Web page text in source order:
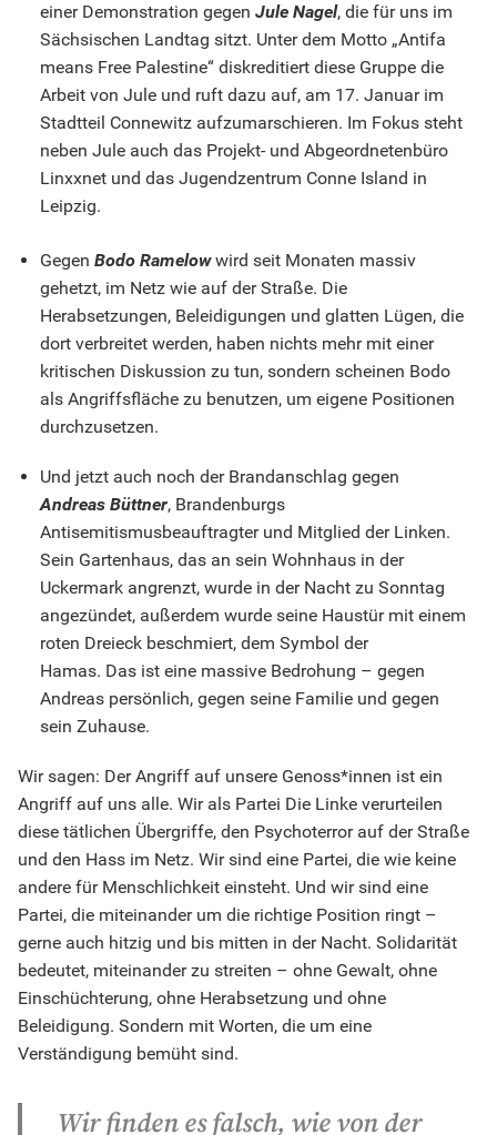
einer Demonstration gegen Jule Nagel, die für uns im
Sächsischen Landtag sitzt. Unter dem Motto „Antifa
means Free Palestine“ diskreditiert diese Gruppe die
Arbeit von Jule und ruft dazu auf, am 17. Januar im
Stadtteil Connewitz aufzumarschieren. Im Fokus steht
neben Jule auch das Projekt- und Abgeordnetenbüro
Linxxnet und das Jugendzentrum Conne Island in
Leipzig.
Gegen Bodo Ramelowwird seit Monaten massiv
gehetzt, im Netz wie auf der Straße. Die
Herabsetzungen, Beleidigungen und glatten Lügen, die
dort verbreitet werden, haben nichts mehr mit einer
kritischen Diskussion zu tun, sondern scheinen Bodo
als Angriffsfläche zu benutzen, um eigene Positionen
durchzusetzen.
Und jetzt auch noch der Brandanschlag gegen
Andreas Büttner, Brandenburgs
Antisemitismusbeauftragter und Mitglied der Linken.
Sein Gartenhaus, das an sein Wohnhaus in der
Uckermark angrenzt, wurde in der Nacht zu Sonntag
angezündet, außerdem wurde seine Haustür mit einem
roten Dreieck beschmiert, dem Symbol der
Hamas. Das ist eine massive Bedrohung – gegen
Andreas persönlich, gegen seine Familie und gegen
sein Zuhause.
Wir sagen: Der Angriff auf unsere Genoss*innen ist ein
Angriff auf uns alle. Wir als Partei Die Linke verurteilen
diese tätlichen Übergriffe, den Psychoterror auf der Straße
und den Hass im Netz. Wir sind eine Partei, die wie keine
andere für Menschlichkeit einsteht. Und wir sind eine
Partei, die miteinander um die richtige Position ringt –
gerne auch hitzig und bis mitten in der Nacht. Solidarität
bedeutet, miteinander zu streiten – ohne Gewalt, ohne
Einschüchterung, ohne Herabsetzung und ohne
Beleidigung. Sondern mit Worten, die um eine
Verständigung bemüht sind.
Wir finden es falsch, wie von der